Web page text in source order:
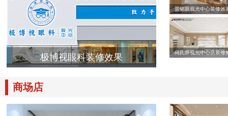
极博视眼科装修效果
晋铭眼视光中心装修效
何氏眼视光中心店装修
商场店